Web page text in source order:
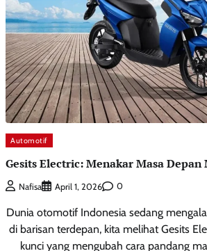
Automotif
Gesits Electric: Menakar Masa
Nafisa April 1, 2026 0
Dunia otomotif Indonesia sedang
di barisan terdepan, kita melihat Gesits
kunci yang mengubah cara pandang